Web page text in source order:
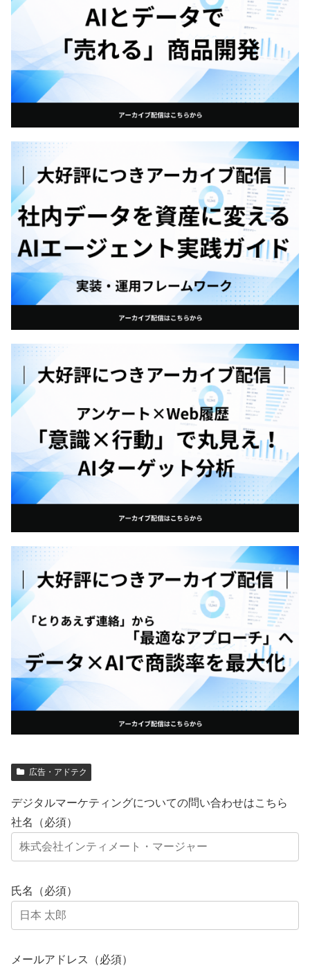
広告・アドテク
デジタルマーケティングについての問い合わせはこちら
社名（必須）
氏名（必須）
メールアドレス（必須）